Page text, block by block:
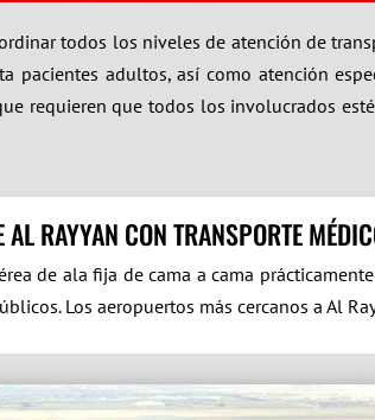
todos los niveles de atención de
adultos, así como atención
requieren que todos los involucrados
RAYYAN CON TRANSPORTE
de ala fija de cama a cama
Los aeropuertos más cercanos a Al